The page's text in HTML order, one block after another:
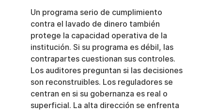
Un programa serio de cumplimiento
contra el lavado de dinero también
protege la capacidad operativa de la
institución. Si su programa es débil, las
contrapartes cuestionan sus controles.
Los auditores preguntan si las decisiones
son reconstruibles. Los reguladores se
centran en si su gobernanza es real o
superficial. La alta dirección se enfrenta